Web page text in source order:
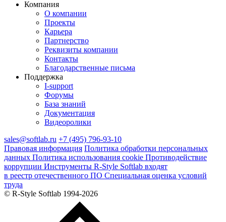
Компания
О компании
Проекты
Карьера
Партнерство
Реквизиты компании
Контакты
Благодарственные письма
Поддержка
I‑support
Форумы
База знаний
Документация
Видеоролики
sales@softlab.ru +7 (495) 796-93-10
Правовая информация Политика обработки персональных
данных Политика использования cookie Противодействие
коррупции Инструменты R‑Style Softlab входят
в реестр отечественного ПО Специальная оценка условий
труда
© R‑Style Softlab 1994-2026